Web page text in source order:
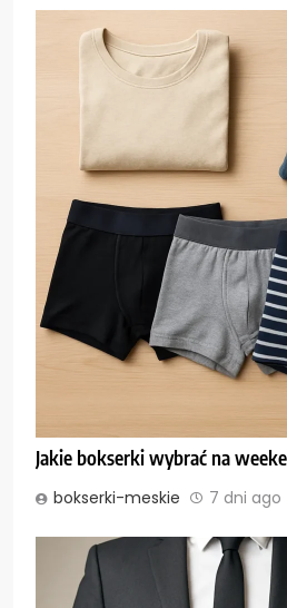
Jakie bokserki wybrać na
bokserki-meskie 7 dni ago